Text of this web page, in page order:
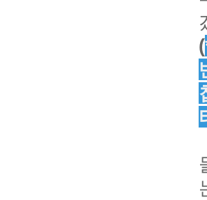
(